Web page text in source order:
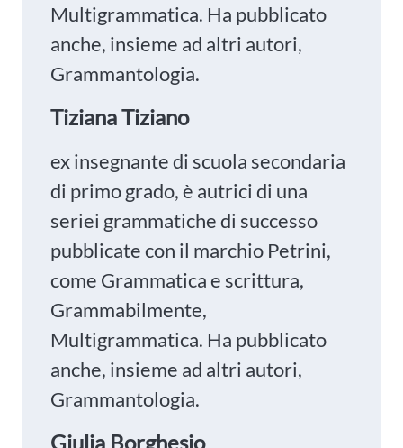
Multigrammatica. Ha pubblicato
anche, insieme ad altri autori,
Grammantologia.
Tiziana Tiziano
ex insegnante di scuola secondaria
di primo grado, è autrici di una
seriei grammatiche di successo
pubblicate con il marchio Petrini,
come Grammatica e scrittura,
Grammabilmente,
Multigrammatica. Ha pubblicato
anche, insieme ad altri autori,
Grammantologia.
Giulia Borghesio